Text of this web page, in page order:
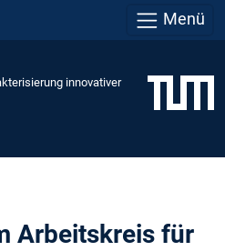
Menü
innovativer
Arbeitskreis für